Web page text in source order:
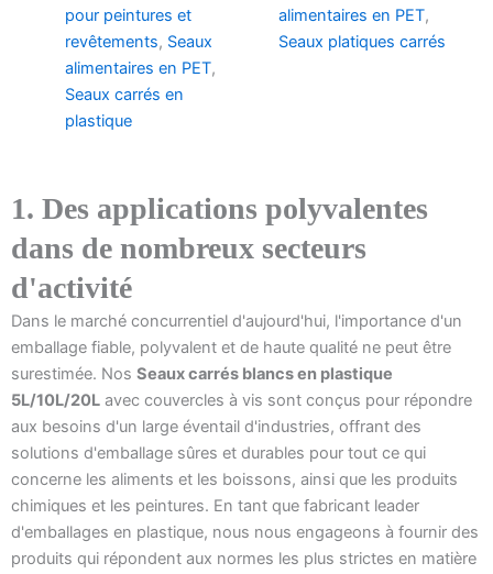
pour peintures et
revêtements, Seaux
alimentaires en PET,
Seaux carrés en
plastique
alimentaires en PET,
Seaux platiques carrés
1. Des applications polyvalentes
dans de nombreux secteurs
d'activité
Dans le marché concurrentiel d'aujourd'hui, l'importance d'un
emballage fiable, polyvalent et de haute qualité ne peut être
surestimée. Nos Seaux carrés blancs en plastique
5L/10L/20L avec couvercles à vis sont conçus pour répondre
aux besoins d'un large éventail d'industries, offrant des
solutions d'emballage sûres et durables pour tout ce qui
concerne les aliments et les boissons, ainsi que les produits
chimiques et les peintures. En tant que fabricant leader
d'emballages en plastique, nous nous engageons à fournir des
produits qui répondent aux normes les plus strictes en matière